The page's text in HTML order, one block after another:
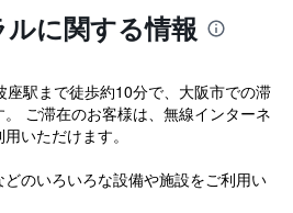
に関する情報
座駅まで徒歩約10分で、大阪市での滞
ご滞在のお客様は、無線インターネ
いただけます。
のいろいろな設備や施設をご利用い